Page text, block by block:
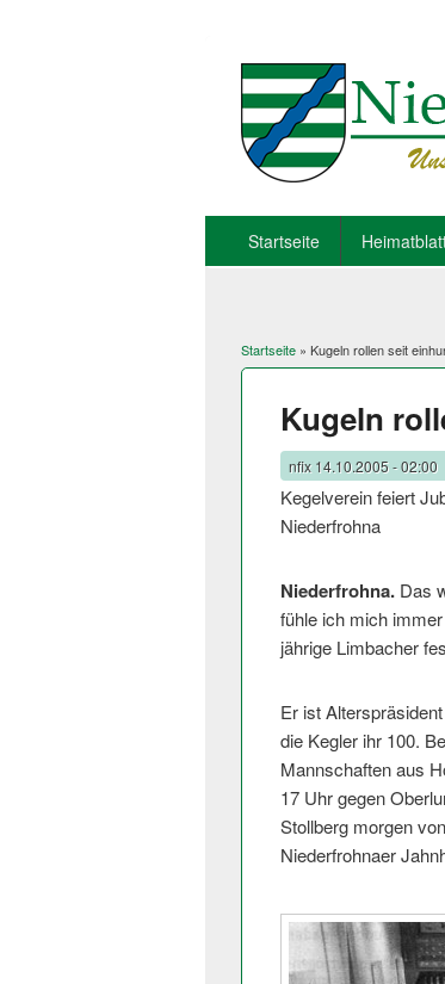
Startseite
Sie sind hier
Startseite » Kugeln rollen seit
Kugeln
nfix 14.10.2005 - 02:00
Kegelverein feiert
Niederfrohna
Niederfrohna. Das
fühle ich mich
jährige Limbacher
Er ist
die Kegler ihr 100.
Mannschaften aus
17 Uhr gegen
Stollberg morgen
Niederfrohnaer